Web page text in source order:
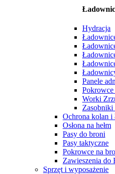
Hydracja
Panele
Worki
Zasobniki
Ochrona kolan i
Osłona na hełm
Pasy do broni
Pasy taktyczne
Pokrowce na
Zawieszenia do
Sprzęt i wyposażenie